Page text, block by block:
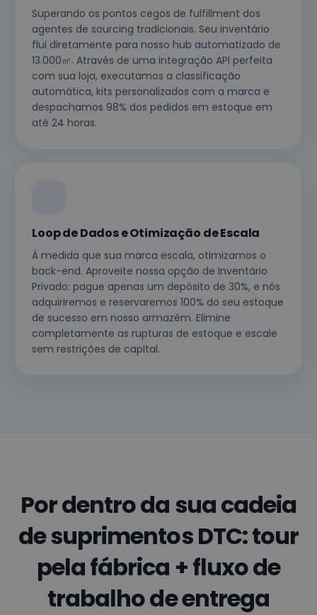
Superando os pontos cegos de fulfillment dos
agentes de sourcing tradicionais. Seu inventário
flui diretamente para nosso hub automatizado de
13.000㎡. Através de uma integração API perfeita
com sua loja, executamos a classificação
automática, kits personalizados com a marca e
despachamos 98% dos pedidos em estoque em
até 24 horas.
Loop de Dados e Otimização de Escala
À medida que sua marca escala, otimizamos o
back-end. Aproveite nossa opção de Inventário
Privado: pague apenas um depósito de 30%, e nós
adquiriremos e reservaremos 100% do seu estoque
de sucesso em nosso armazém. Elimine
completamente as rupturas de estoque e escale
sem restrições de capital.
Por dentro da sua cadeia
de suprimentos DTC: tour
pela fábrica + fluxo de
trabalho de entrega